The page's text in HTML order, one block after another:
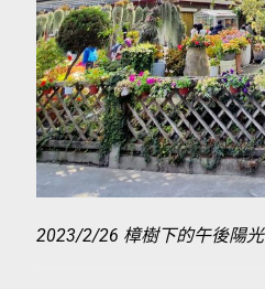
2023/2/26 樟樹下的午後陽光